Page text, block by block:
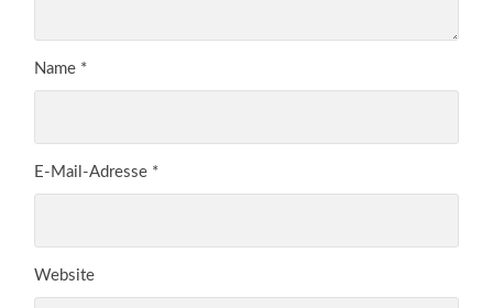
Name *
E-Mail-Adresse *
Website